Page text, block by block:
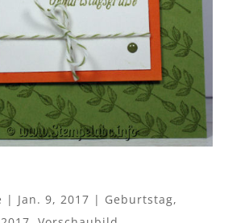
| Jan. 9, 2017 | Geburtstag,